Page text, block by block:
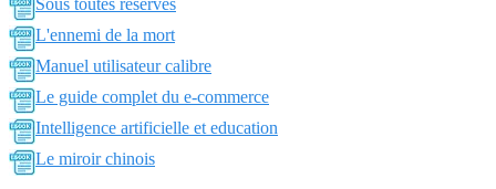
Sous toutes reserves
L'ennemi de la mort
Manuel utilisateur calibre
Le guide complet du e-commerce
Intelligence artificielle et education
Le miroir chinois